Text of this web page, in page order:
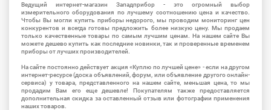
Ведущий интернет-магазин Западприбор - это огромный выбор
измерительного оборудования по лучшему соотношению цена и качество.
Чтобы Вы могли купить приборы недорого, мы проводим мониторинг цен
конкурентов и всегда готовы предложить более низкую цену. Мы продаем
только качественные товары по самым лучшим ценам. На нашем сайте Вы
можете дешево купить как последние новинки, так и проверенные временем
приборы от лучших производителей.
На сайте постоянно действует акция «Куплю по лучшей цене» - если на другом
интернет-ресурсе (доска объявлений, форум, или объявление другого онлайн-
сервиса) у товара, представленного на нашем сайте, меньшая цена, то мы
продадим Вам его еще дешевле! Покупателям также предоставляется
дополнительная скидка за оставленный отзыв или фотографии применения
наших товаров.